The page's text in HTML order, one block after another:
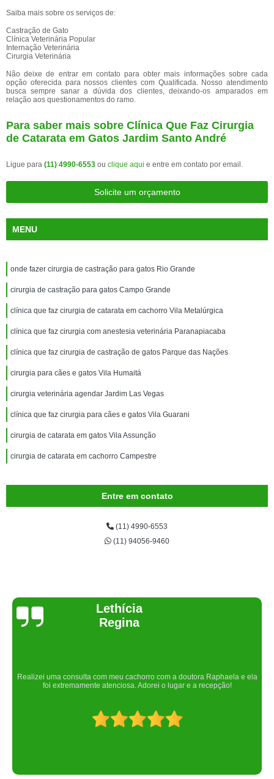
Saiba mais sobre os serviços de:
Castração de Gato
Clínica Veterinária Popular
Internação Veterinária
Cirurgia Veterinária
Não deixe de entrar em contato para obter mais informações sobre cada
opção oferecida para nossos clientes com Qualificada. Nosso atendimento
busca sempre sanar a dúvida dos clientes, deixando-os amparados em
relação aos questionamentos do ramo.
Para saber mais sobre Clínica Que Faz Cirurgia
de Catarata em Gatos Jardim Santo André
Ligue para (11) 4990-6553 ou clique aqui e entre em contato por email.
Solicite um orçamento
MENU
onde fazer cirurgia de castração para gatos Rio Grande
cirurgia de castração para gatos Campo Grande
clínica que faz cirurgia de catarata em cachorro Vila Metalúrgica
clínica que faz cirurgia com anestesia veterinária Paranapiacaba
clínica que faz cirurgia de castração de gatos Parque das Nações
cirurgia para cães e gatos Vila Humaitá
cirurgia veterinária agendar Jardim Las Vegas
clínica que faz cirurgia para cães e gatos Vila Guarani
cirurgia de catarata em gatos Vila Assunção
cirurgia de catarata em cachorro Campestre
Entre em contato
(11) 4990-6553
(11) 94056-9460
Joelma Lilian
Um lugar maravilhoso. Sempre serei grata pelo que fizeram por nós!